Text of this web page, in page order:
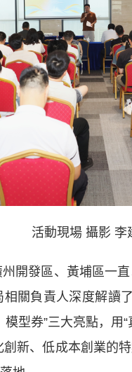
活動現場 攝影 李
發區、黃埔區一直
關負責人深度解讀
型券”三大亮點，用
新、低成本創業的